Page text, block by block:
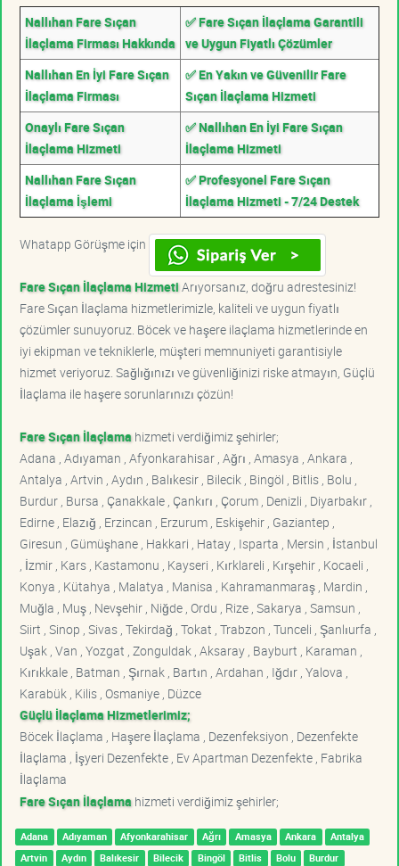
Nallıhan Fare Sıçan
İlaçlama Firması Hakkında
✅ Fare Sıçan İlaçlama Garantili
ve Uygun Fiyatlı Çözümler
Nallıhan En İyi Fare Sıçan
İlaçlama Firması
✅ En Yakın ve Güvenilir Fare
Sıçan İlaçlama Hizmeti
Onaylı Fare Sıçan
İlaçlama Hizmeti
✅ Nallıhan En İyi Fare Sıçan
İlaçlama Hizmeti
Nallıhan Fare Sıçan
İlaçlama İşlemi
✅ Profesyonel Fare Sıçan
İlaçlama Hizmeti - 7/24 Destek
Whatapp Görüşme için
Fare Sıçan İlaçlama HizmetiArıyorsanız, doğru adrestesiniz!
Fare Sıçan İlaçlama hizmetlerimizle, kaliteli ve uygun fiyatlı
çözümler sunuyoruz. Böcek ve haşere ilaçlama hizmetlerinde en
iyi ekipman ve tekniklerle, müşteri memnuniyeti garantisiyle
hizmet veriyoruz. Sağlığınızı ve güvenliğinizi riske atmayın, Güçlü
İlaçlama ile haşere sorunlarınızı çözün!
Fare Sıçan İlaçlama hizmeti verdiğimiz şehirler;
Adana , Adıyaman , Afyonkarahisar , Ağrı , Amasya , Ankara ,
Antalya , Artvin , Aydın , Balıkesir , Bilecik , Bingöl , Bitlis , Bolu ,
Burdur , Bursa , Çanakkale , Çankırı , Çorum , Denizli , Diyarbakır ,
Edirne , Elazığ , Erzincan , Erzurum , Eskişehir , Gaziantep ,
Giresun , Gümüşhane , Hakkari , Hatay , Isparta , Mersin , İstanbul
, İzmir , Kars , Kastamonu , Kayseri , Kırklareli , Kırşehir , Kocaeli ,
Konya , Kütahya , Malatya , Manisa , Kahramanmaraş , Mardin ,
Muğla , Muş , Nevşehir , Niğde , Ordu , Rize , Sakarya , Samsun ,
Siirt , Sinop , Sivas , Tekirdağ , Tokat , Trabzon , Tunceli , Şanlıurfa ,
Uşak , Van , Yozgat , Zonguldak , Aksaray , Bayburt , Karaman ,
Kırıkkale , Batman , Şırnak , Bartın , Ardahan , Iğdır , Yalova ,
Karabük , Kilis , Osmaniye , Düzce
Güçlü İlaçlama Hizmetlerimiz;
Böcek İlaçlama , Haşere İlaçlama , Dezenfeksiyon , Dezenfekte
İlaçlama , İşyeri Dezenfekte , Ev Apartman Dezenfekte , Fabrika
İlaçlama
Fare Sıçan İlaçlama hizmeti verdiğimiz şehirler;
Adana Adıyaman Afyonkarahisar Ağrı Amasya Ankara
Antalya
Artvin
Aydın Balıkesir Bilecik Bingöl Bitlis Bolu Burdur